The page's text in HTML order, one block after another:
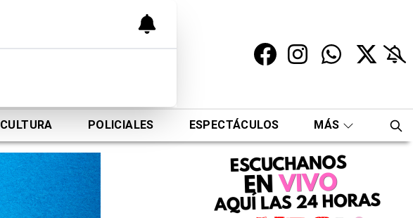
CULTURA POLICIALES ESPECTÁCULOS MÁS